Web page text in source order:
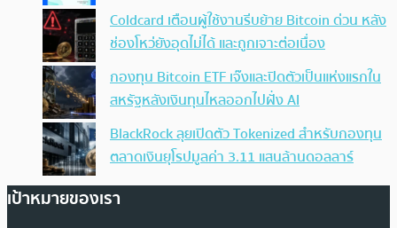
Coldcard เตือนผู้ใช้งานรีบย้าย Bitcoin ด่วน หลัง
ช่องโหว่ยังอุดไม่ได้ และถูกเจาะต่อเนื่อง
กองทุน Bitcoin ETF เจ๊งและปิดตัวเป็นแห่งแรกใน
สหรัฐหลังเงินทุนไหลออกไปฝั่ง AI
BlackRock ลุยเปิดตัว Tokenized สำหรับกองทุน
ตลาดเงินยุโรปมูลค่า 3.11 แสนล้านดอลลาร์
เป้าหมายของเรา